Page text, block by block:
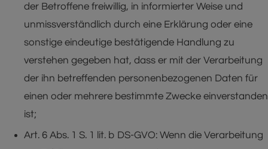
der Betroffene freiwillig, in informierter Weise und
unmissverständlich durch eine Erklärung oder eine
sonstige eindeutige bestätigende Handlung zu
verstehen gegeben hat, dass er mit der Verarbeitung
der ihn betreffenden personenbezogenen Daten für
einen oder mehrere bestimmte Zwecke einverstanden
ist;
Art. 6 Abs. 1 S. 1 lit. b DS-GVO: Wenn die Verarbeitung